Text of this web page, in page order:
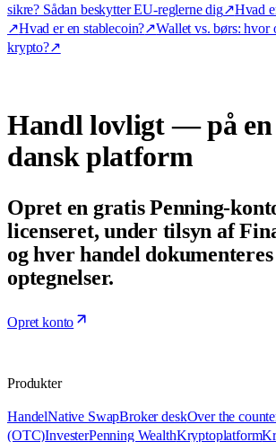
sikre? Sådan beskytter EU-reglerne dig↗Hvad
↗Hvad er en stablecoin?↗Wallet vs. børs: hvor
krypto?↗
Handl lovligt — på en
dansk platform
Opret en gratis Penning-
licenseret, under tilsyn af
og hver handel
optegnelser.
Opret konto
Produkter
HandelNative SwapBroker deskOver the
(OTC)InvesterPenning WealthKryptoplatform